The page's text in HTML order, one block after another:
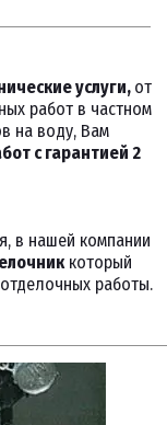
услуги, от
работ в частном
на воду, Вам
с гарантией 2
в нашей компании
который
работы.